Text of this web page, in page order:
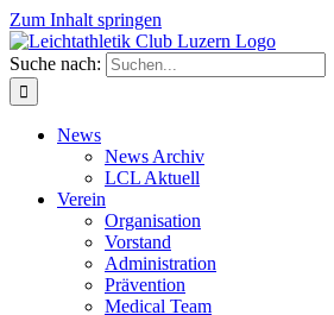
Zum Inhalt springen
Suche nach:
News
News Archiv
LCL Aktuell
Verein
Organisation
Vorstand
Administration
Prävention
Medical Team